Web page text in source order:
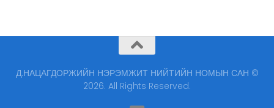
Д.НАЦАГДОРЖИЙН НЭРЭМЖИТ НИЙТИЙН НОМЫН САН ©
2026. All Rights Reserved.